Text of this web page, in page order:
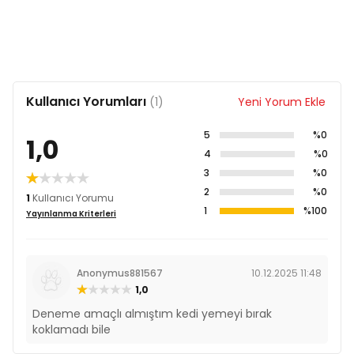
Kullanıcı Yorumları (1) Yeni Yorum Ekle
1,0
1 Kullanıcı Yorumu
Yayınlanma Kriterleri
5
%0
4
%0
3
%0
2
%0
1
%100
Anonymus881567
10.12.2025 11:48
1,0
Deneme amaçlı almıştım kedi yemeyi bırak
koklamadı bile